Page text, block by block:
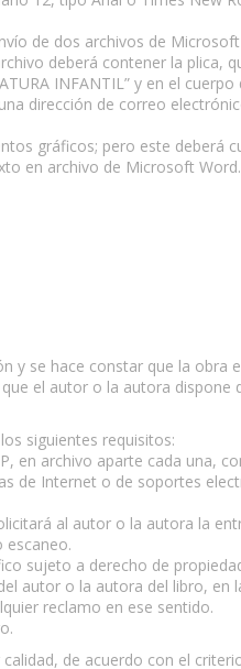
de dos archivos de
deberá contener la plica,
INFANTIL” y en el
dirección de correo
gráficos; pero este deberá
en archivo de Microsoft Word.
y se hace constar que la obra
el autor o la autora
siguientes requisitos:
en archivo aparte cada una,
de Internet o de soportes
al autor o la autora la
escaneo.
sujeto a derecho de
autor o la autora del libro, en
reclamo en ese sentido.
de acuerdo con el